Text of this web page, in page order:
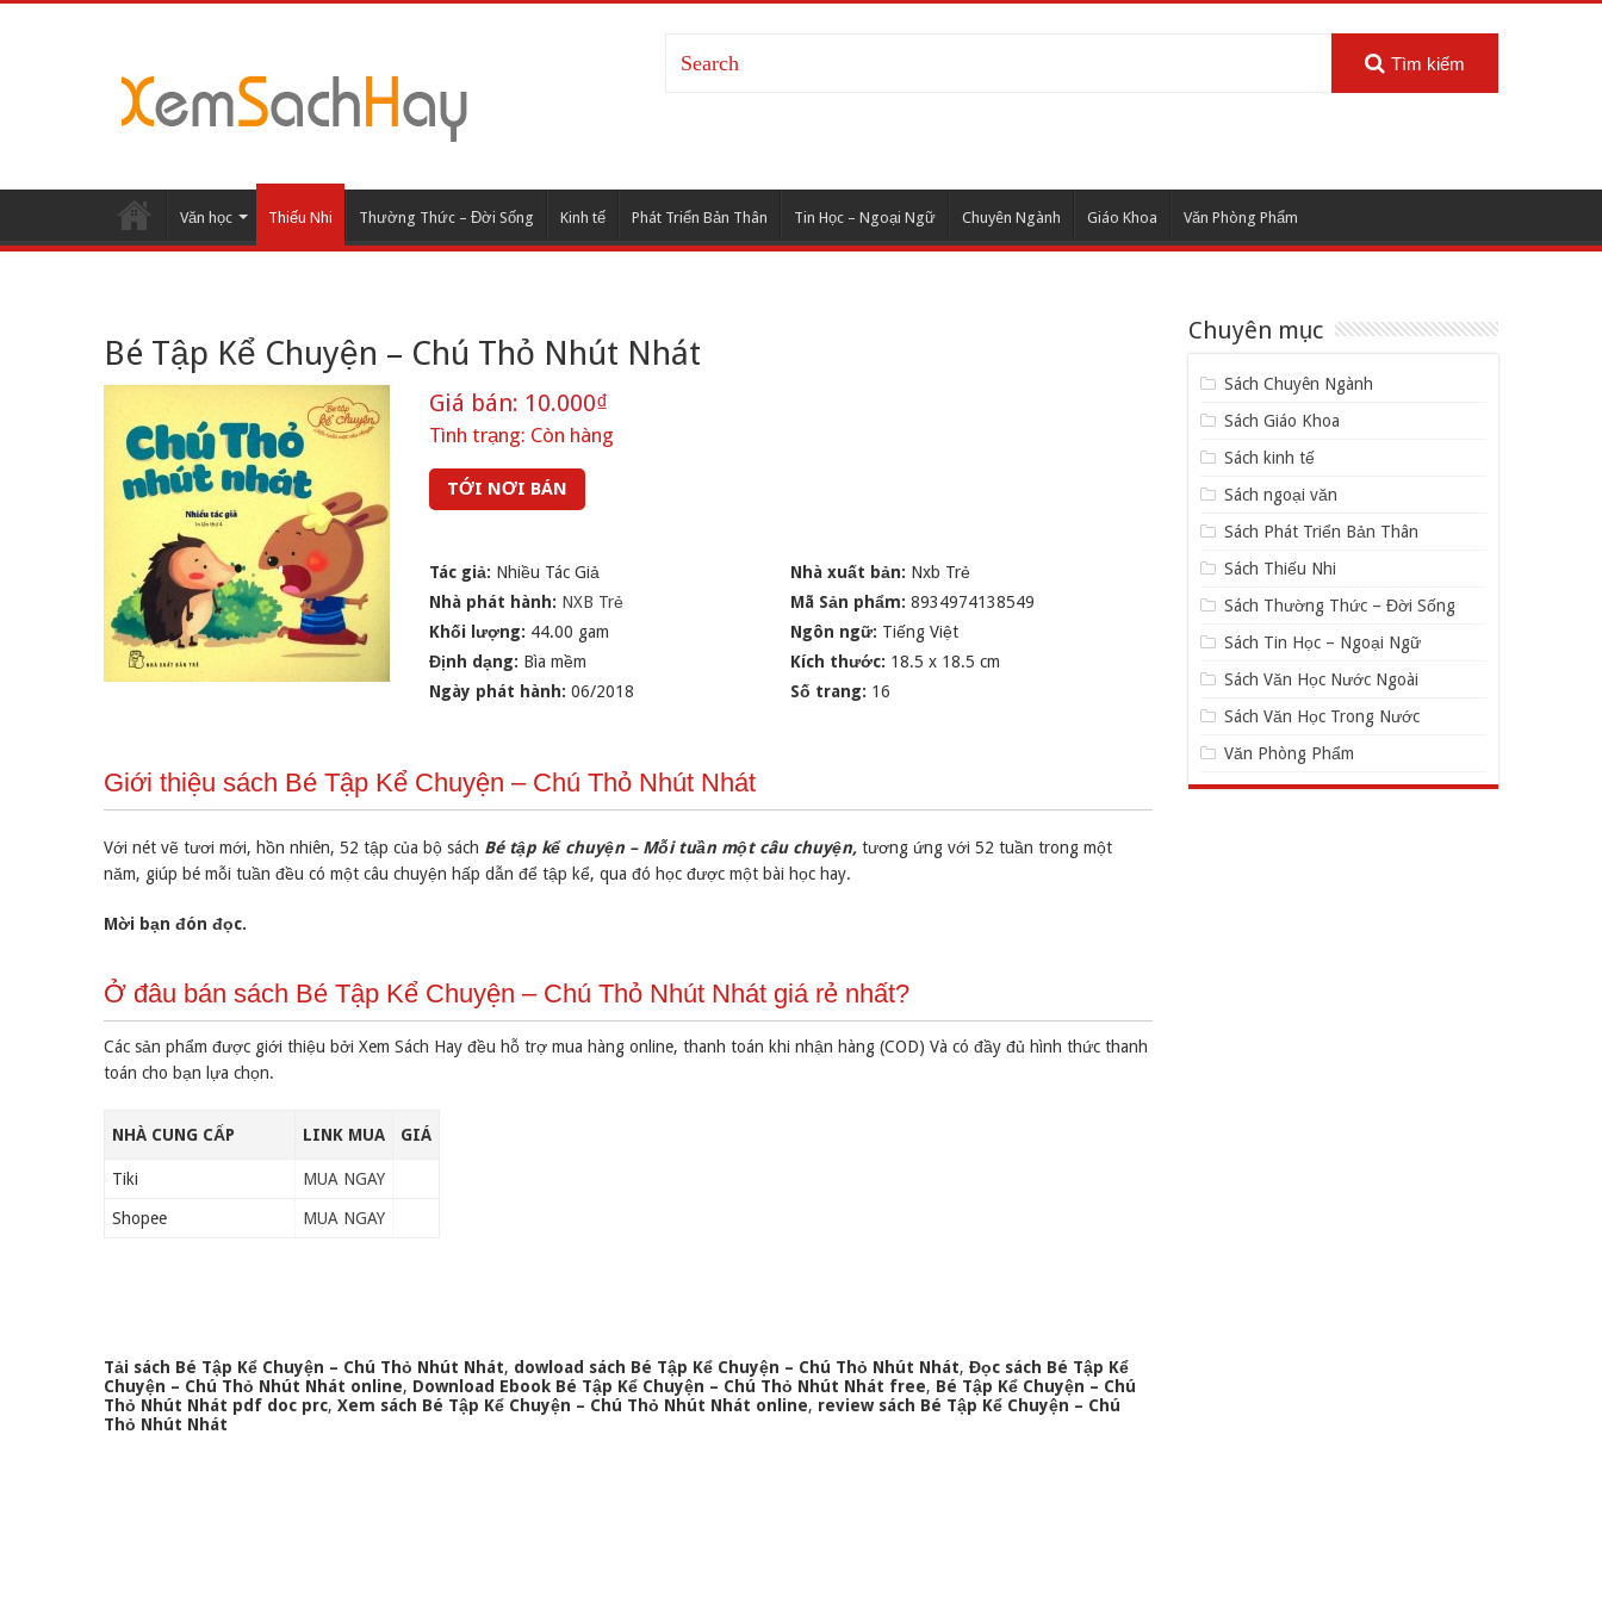
Tìm kiếm
Văn học Thiếu Nhi Thường Thức – Đời Sống Kinh tế Phát Triển Bản Thân Tin Học – Ngoại Ngữ Chuyên Ngành Giáo Khoa Văn Phòng Phẩm
Bé Tập Kể Chuyện – Chú Thỏ Nhút Nhát
Giá bán: 10.000₫
Tình trạng: Còn hàng
TỚI NƠI BÁN
Tác giả: Nhiều Tác Giả Nhà xuất bản: Nxb Trẻ
Nhà phát hành: NXB Trẻ Mã Sản phẩm:8934974138549
Khối lượng: 44.00 gam Ngôn ngữ: Tiếng Việt
Định dạng: Bìa mềm Kích thước: 18.5 x 18.5 cm
Ngày phát hành: 06/2018 Số trang: 16
Giới thiệu sách Bé Tập Kể Chuyện – Chú Thỏ Nhút Nhát
Với nét vẽ tươi mới, hồn nhiên, 52 tập của bộ sách Bé tập kể chuyện – Mỗi tuần một câu chuyện, tương ứng với 52 tuần trong một
năm, giúp bé mỗi tuần đều có một câu chuyện hấp dẫn để tập kể, qua đó học được một bài học hay.
Mời bạn đón đọc.
Ở đâu bán sách Bé Tập Kể Chuyện – Chú Thỏ Nhút Nhát giá rẻ nhất?
Các sản phẩm được giới thiệu bởi Xem Sách Hay đều hỗ trợ mua hàng online, thanh toán khi nhận hàng (COD) Và có đầy đủ hình thức thanh
toán cho bạn lựa chọn.
NHÀ CUNG CẤP LINK MUA GIÁ
Tiki MUA NGAY
Shopee MUA NGAY
Tải sách Bé Tập Kể Chuyện – Chú Thỏ Nhút Nhát, dowload sách Bé Tập Kể Chuyện – Chú Thỏ Nhút Nhát, Đọc sách Bé Tập Kể
Chuyện – Chú Thỏ Nhút Nhát online, Download Ebook Bé Tập Kể Chuyện – Chú Thỏ Nhút Nhát free, Bé Tập Kể Chuyện – Chú
Thỏ Nhút Nhát pdf doc prc, Xem sách Bé Tập Kể Chuyện – Chú Thỏ Nhút Nhát online, review sách Bé Tập Kể Chuyện – Chú
Thỏ Nhút Nhát
Chuyên mục
Sách Chuyên Ngành
Sách Giáo Khoa
Sách kinh tế
Sách ngoại văn
Sách Phát Triển Bản Thân
Sách Thiếu Nhi
Sách Thường Thức – Đời Sống
Sách Tin Học – Ngoại Ngữ
Sách Văn Học Nước Ngoài
Sách Văn Học Trong Nước
Văn Phòng Phẩm